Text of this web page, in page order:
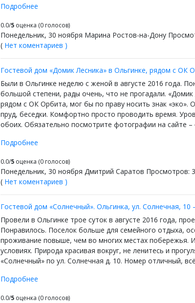
Подробнее
0.0/5оценка (0 голосов)
Понедельник, 30 ноября Марина Ростов-на-Дону
( Нет коментариев )
Гостевой дом «Домик Лесника» в Ольгинке, рядом с
Были в Ольгинке неделю с женой в августе 2016 года.
большой степени, рады очень, что не прогадали.
рядом с ОК Орбита, мог бы по праву носить знак «эко».
пруд, беседки. Комфортно просто проводить время.
обоих. Обязательно посмотрите фотографии на сайте –
Подробнее
0.0/5оценка (0 голосов)
Понедельник, 30 ноября Дмитрий Саратов Просмотров:
( Нет коментариев )
Гостевой дом «Солнечный». Ольгинка, ул. Солнечная,
Провели в Ольгинке трое суток в августе 2016 года,
Понравилось. Поселок больше для семейного отдыха,
проживание повыше, чем во многих местах побережья.
условиях. Природа красивая вокруг, не ленитесь и
«Солнечный» по ул. Солнечная д. 10. Номер отличный,
Подробнее
0.0/5оценка (0 голосов)